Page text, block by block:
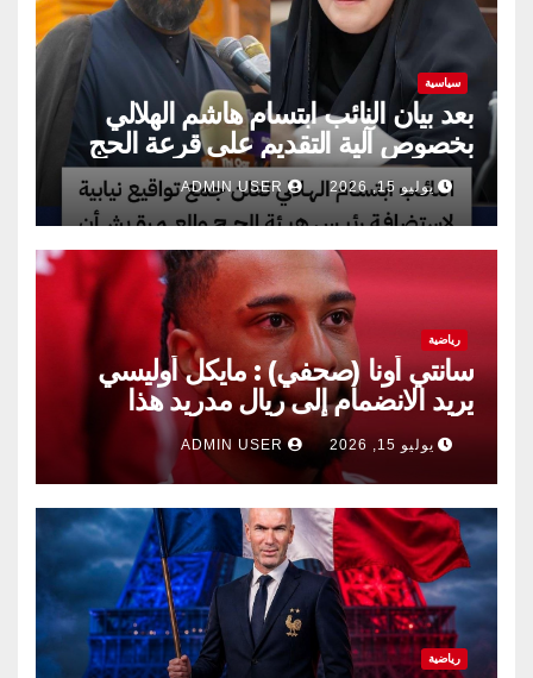
سياسية
بعد بيان النائب ابتسام هاشم الهلالي
بخصوص آلية التقديم على قرعة الحج
يوليو 15, 2026
رياضية
سانتي أونا (صحفي) : مايكل أوليسي
يريد الانضمام إلى ريال مدريد هذا
الصيف.
يوليو 15, 2026 ADMIN USER
رياضية